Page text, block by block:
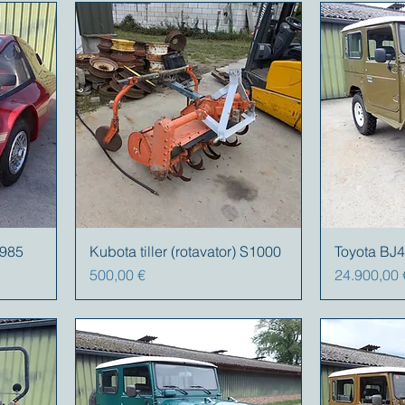
Kubota tiller (rotavator) S1000
Preis
500,00 €
Toyota
Preis
24.900,00